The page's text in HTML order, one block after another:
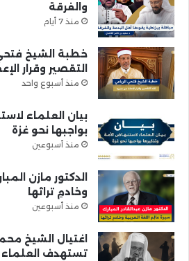
والفرقة
منذ 7 أيام
خطبة الشيخ فتحي
التقصير وقرار
منذ أسبوع واحد
بيان العلماء
بواجبها نحو غزة
منذ أسبوعين
الدكتور مازن
وخادمِ تراثها
منذ أسبوعين
اغتيال الشيخ
تستهدف